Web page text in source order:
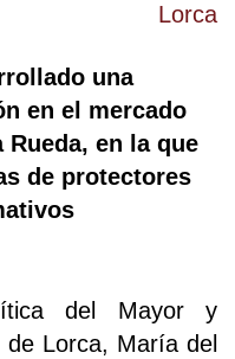
Lorca
una
en el mercado
en la que
de protectores
del Mayor y
Lorca, María del